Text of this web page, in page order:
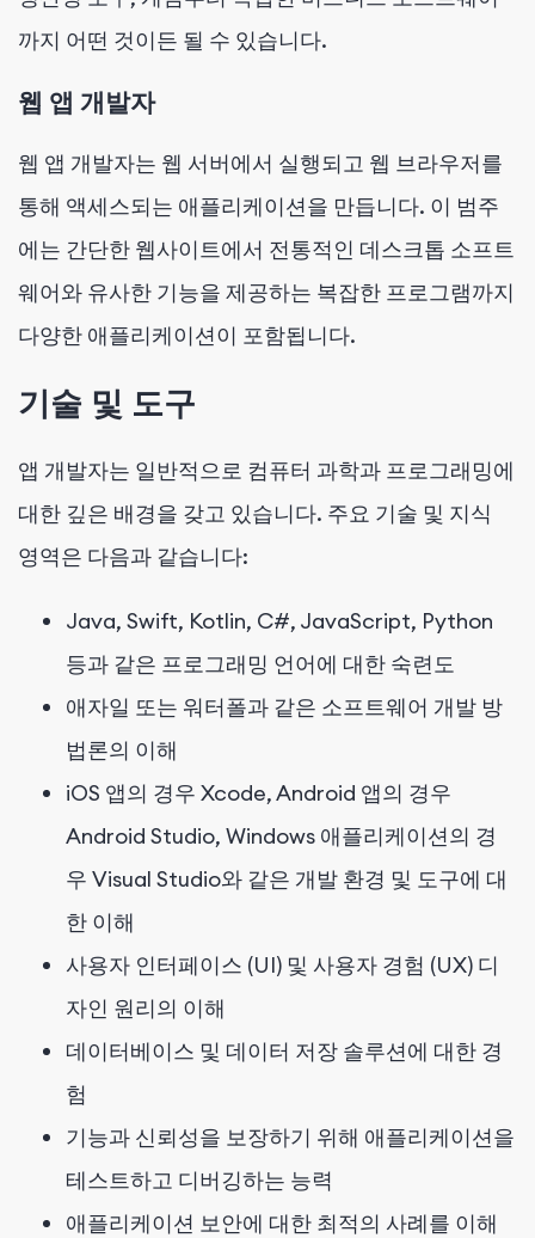
까지 어떤 것이든 될 수 있습니다.
웹 앱 개발자
웹 앱 개발자는 웹 서버에서 실행되고 웹 브라우저를
통해 액세스되는 애플리케이션을 만듭니다. 이 범주
에는 간단한 웹사이트에서 전통적인 데스크톱 소프트
웨어와 유사한 기능을 제공하는 복잡한 프로그램까지
다양한 애플리케이션이 포함됩니다.
기술 및 도구
앱 개발자는 일반적으로 컴퓨터 과학과 프로그래밍에
대한 깊은 배경을 갖고 있습니다. 주요 기술 및 지식
영역은 다음과 같습니다:
Java, Swift, Kotlin, C#, JavaScript, Python
등과 같은 프로그래밍 언어에 대한 숙련도
애자일 또는 워터폴과 같은 소프트웨어 개발 방
법론의 이해
iOS 앱의 경우 Xcode, Android 앱의 경우
Android Studio, Windows 애플리케이션의 경
우 Visual Studio와 같은 개발 환경 및 도구에 대
한 이해
사용자 인터페이스 (UI) 및 사용자 경험 (UX) 디
자인 원리의 이해
데이터베이스 및 데이터 저장 솔루션에 대한 경
험
기능과 신뢰성을 보장하기 위해 애플리케이션을
테스트하고 디버깅하는 능력
애플리케이션 보안에 대한 최적의 사례를 이해